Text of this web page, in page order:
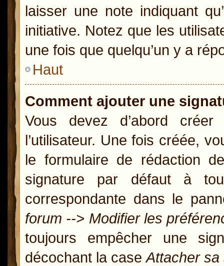
laisser une note indiquant
initiative. Notez que les
une fois que quelqu’un y a
Haut
Comment ajouter une
Vous devez d’abord
l’utilisateur. Une fois créée,
le formulaire de rédaction
signature par défaut à
correspondante dans le
forum --> Modifier les
toujours empêcher une
décochant la caseAttacher sa